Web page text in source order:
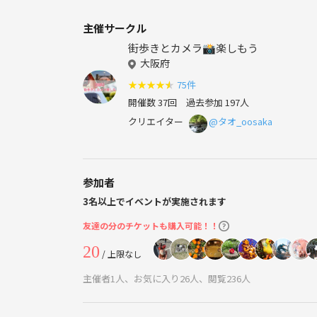
主催サークル
街歩きとカメラ📸楽しもう
大阪府
★★★★★ 75件
開催数 37回 過去参加 197人
クリエイター
@タオ_oosaka
参加者
3名以上でイベントが実施されます
友達の分のチケットも購入可能！！
20 / 上限なし
主催者1人、お気に入り26人、閲覧236人